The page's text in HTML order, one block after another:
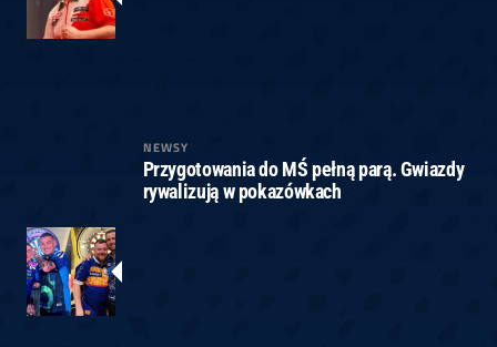
NEWSY
Przygotowania do MŚ pełną parą. Gwiazdy
rywalizują w pokazówkach